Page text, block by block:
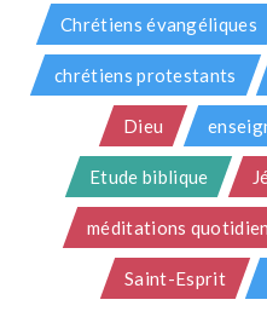
Chrétiens évangéliques
chrétiens protestants
Dieu
Etude biblique
méditations
Saint-Esprit